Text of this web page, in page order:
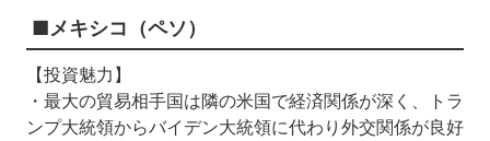
■メキシコ（ペソ）
【投資魅力】
・最大の貿易相手国は隣の米国で経済関係が深く、トラ
ンプ大統領からバイデン大統領に代わり外交関係が良好